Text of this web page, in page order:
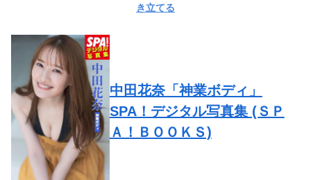
き立てる
中田花奈「神業ボディ」
SPA！デジタル写真集 (ＳＰ
Ａ！ＢＯＯＫＳ)